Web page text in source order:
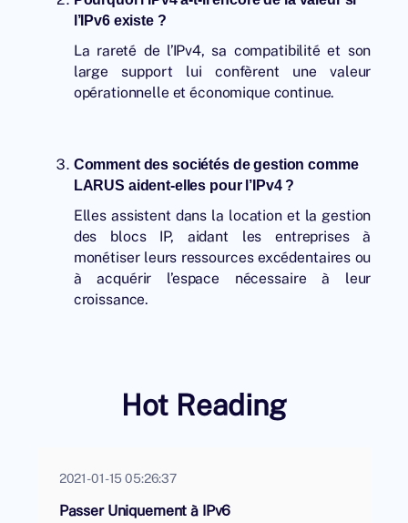
l’IPv6 existe ?
La rareté de l’IPv4, sa compatibilité et son
large support lui confèrent une valeur
opérationnelle et économique continue.
Comment des sociétés de gestion comme
LARUS aident-elles pour l’IPv4 ?
Elles assistent dans la location et la gestion
des blocs IP, aidant les entreprises à
monétiser leurs ressources excédentaires ou
à acquérir l’espace nécessaire à leur
croissance.
Hot Reading
2021-01-15 05:26:37
Passer Uniquement à IPv6